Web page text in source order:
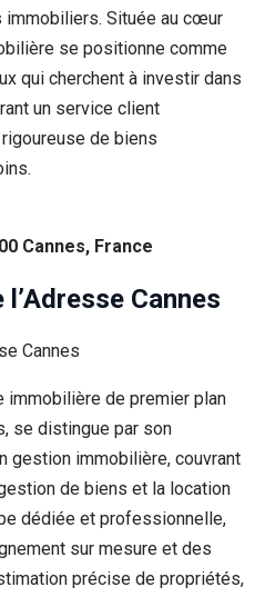
Située au cœur
se positionne comme
qui cherchent à investir dans
un service client
de biens
Cannes, France
Cannes
immobilière de premier plan
se distingue par son
gestion immobilière, couvrant
de biens et la location
dédiée et professionnelle,
sur mesure et des
précise de propriétés,